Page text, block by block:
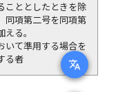
translate
こととしたときを除
同項第二号を同項第
る。
いて準用する場合を
る者